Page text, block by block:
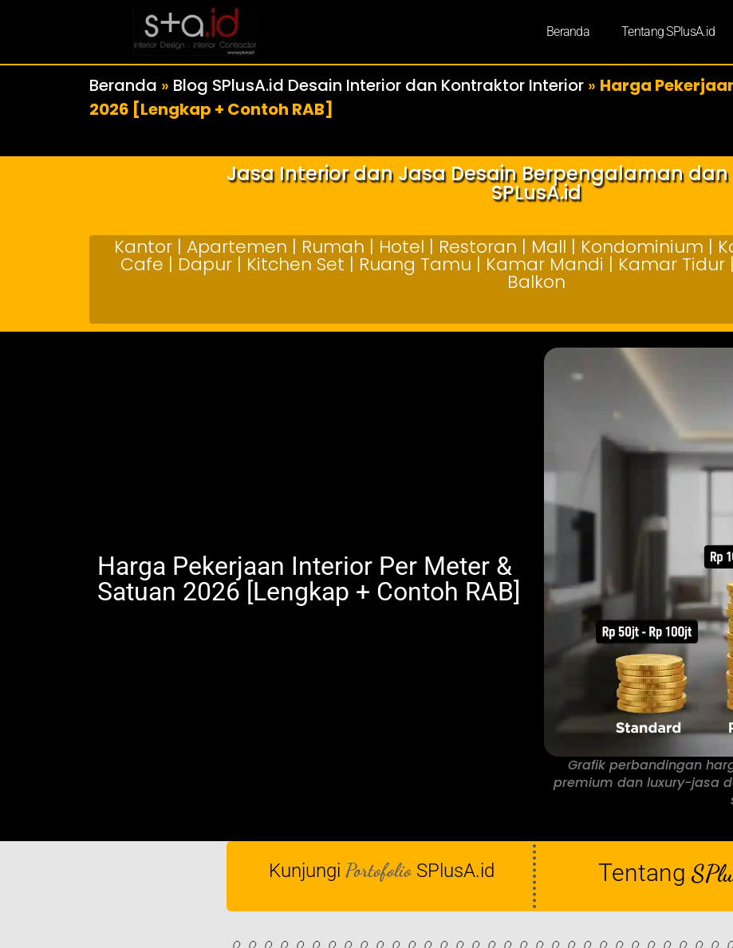
Beranda Tentang SPlusA.id
Beranda » Blog SPlusA.id Desain Interior dan Kontraktor Interior » Harga
2026 [Lengkap + Contoh RAB]
Jasa Interior dan Jasa Desain Berpengalaman
SPLusA.id
Kantor | Apartemen | Rumah | Hotel | Restoran | Mall | Kondominium |
Cafe | Dapur | Kitchen Set | Ruang Tamu | Kamar Mandi | Kamar Tidur
Balkon
Harga Pekerjaan Interior Per Meter &
Satuan 2026 [Lengkap + Contoh RAB]
Grafik perbandingan
premium dan luxury-jasa
Kunjungi Portofolio SPlusA.id Tentang